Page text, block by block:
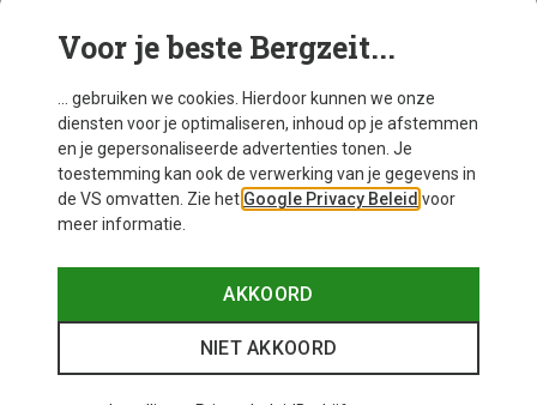
zoals spam e-mails.
Voor je beste Bergzeit...
... gebruiken we cookies. Hierdoor kunnen we onze
diensten voor je optimaliseren, inhoud op je afstemmen
en je gepersonaliseerde advertenties tonen. Je
toestemming kan ook de verwerking van je gegevens in
de VS omvatten. Zie het Google Privacy Beleid voor
meer informatie.
AKKOORD
NIET AKKOORD